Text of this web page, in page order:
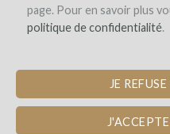
page. Pour en savoir plus
politique de confidentialité.
JE
THE FIRST
WITH